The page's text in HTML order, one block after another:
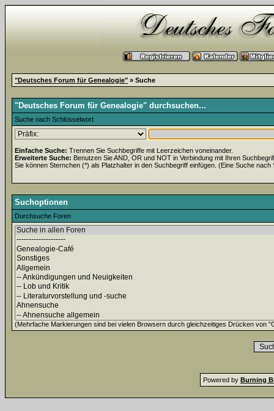
"Deutsches Forum für Genealogie" » Suche
"Deutsches Forum für Genealogie" durchsuchen...
Suche nach Schlüsselwort
Einfache Suche: Trennen Sie Suchbegriffe mit Leerzeichen voneinander.
Erweiterte Suche: Benutzen Sie AND, OR und NOT in Verbindung mit Ihren
Sie können Sternchen (*) als Platzhalter in den Suchbegriff einfügen. (Eine Suche
Suchoptionen
Durchsuche Foren
(Mehrfache Markierungen sind bei vielen Browsern durch gleichzeitiges Drücken von
Powered by Burning